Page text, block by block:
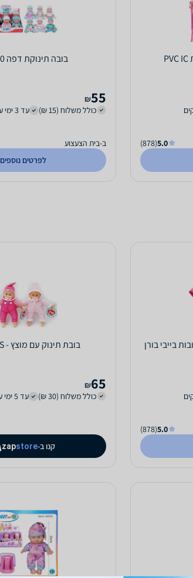
5.0
(878)
בובה תינוקת דפה 30 ס''מ
55
₪
כולל משלוח (15 ₪)
עד 3 ימי עסקים
ב-בית הצעצוע
לפרטים נוספים
5.0
(878)
בובת תינוק עם מוצץ - I AM TOYS
65
₪
כולל משלוח (30 ₪)
עד 5 ימי עסקים
קנו ב- zapstore